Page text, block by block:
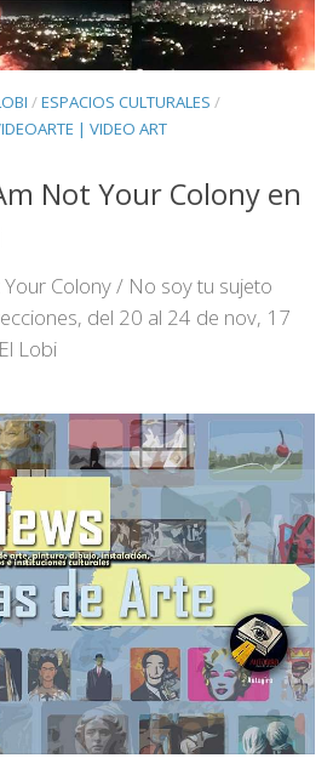
/ESPACIOS CULTURALES /
| VIDEO ART
Not Your Colony en
Colony / No soy tu sujeto
del 20 al 24 de nov, 17
Lobi